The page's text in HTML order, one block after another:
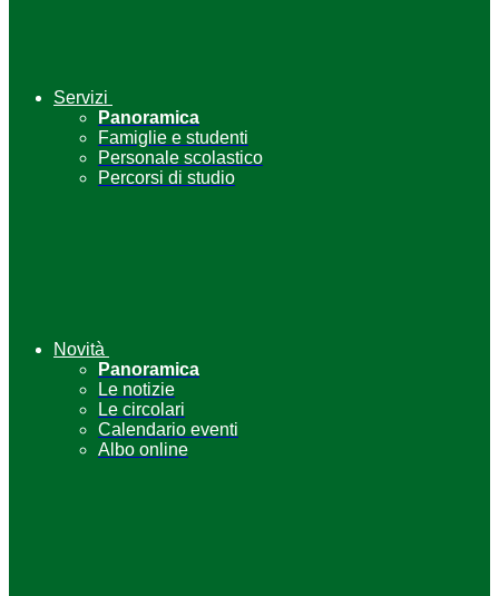
Servizi
Panoramica
Famiglie e studenti
Personale scolastico
Percorsi di studio
Novità
Panoramica
Le notizie
Le circolari
Calendario eventi
Albo online